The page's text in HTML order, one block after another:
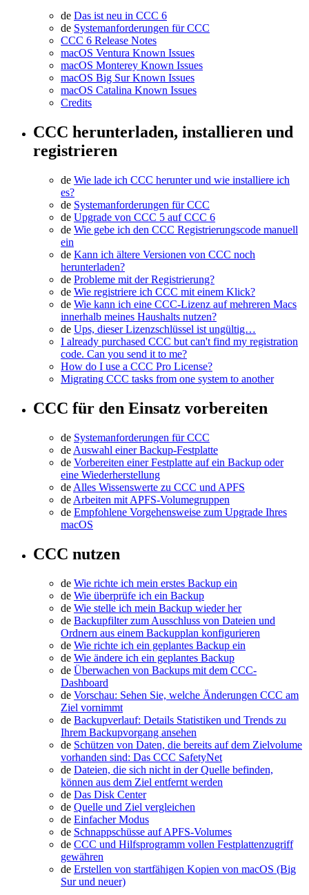
de Das ist neu in CCC 6
de Systemanforderungen für CCC
CCC 6 Release Notes
macOS Ventura Known Issues
macOS Monterey Known Issues
macOS Big Sur Known Issues
macOS Catalina Known Issues
Credits
CCC herunterladen, installieren und
registrieren
de Wie lade ich CCC herunter und wie installiere ich
es?
de Systemanforderungen für CCC
de Upgrade von CCC 5 auf CCC 6
de Wie gebe ich den CCC Registrierungscode manuell
ein
de Kann ich ältere Versionen von CCC noch
herunterladen?
de Probleme mit der Registrierung?
de Wie registriere ich CCC mit einem Klick?
de Wie kann ich eine CCC-Lizenz auf mehreren Macs
innerhalb meines Haushalts nutzen?
de Ups, dieser Lizenzschlüssel ist ungültig…
I already purchased CCC but can't find my registration
code. Can you send it to me?
How do I use a CCC Pro License?
Migrating CCC tasks from one system to another
CCC für den Einsatz vorbereiten
de Systemanforderungen für CCC
de Auswahl einer Backup-Festplatte
de Vorbereiten einer Festplatte auf ein Backup oder
eine Wiederherstellung
de Alles Wissenswerte zu CCC und APFS
de Arbeiten mit APFS-Volumegruppen
de Empfohlene Vorgehensweise zum Upgrade Ihres
macOS
CCC nutzen
de Wie richte ich mein erstes Backup ein
de Wie überprüfe ich ein Backup
de Wie stelle ich mein Backup wieder her
de Backupfilter zum Ausschluss von Dateien und
Ordnern aus einem Backupplan konfigurieren
de Wie richte ich ein geplantes Backup ein
de Wie ändere ich ein geplantes Backup
de Überwachen von Backups mit dem CCC-
Dashboard
de Vorschau: Sehen Sie, welche Änderungen CCC am
Ziel vornimmt
de Backupverlauf: Details Statistiken und Trends zu
Ihrem Backupvorgang ansehen
de Schützen von Daten, die bereits auf dem Zielvolume
vorhanden sind: Das CCC SafetyNet
de Dateien, die sich nicht in der Quelle befinden,
können aus dem Ziel entfernt werden
de Das Disk Center
de Quelle und Ziel vergleichen
de Einfacher Modus
de Schnappschüsse auf APFS-Volumes
de CCC und Hilfsprogramm vollen Festplattenzugriff
gewähren
de Erstellen von startfähigen Kopien von macOS (Big
Sur und neuer)